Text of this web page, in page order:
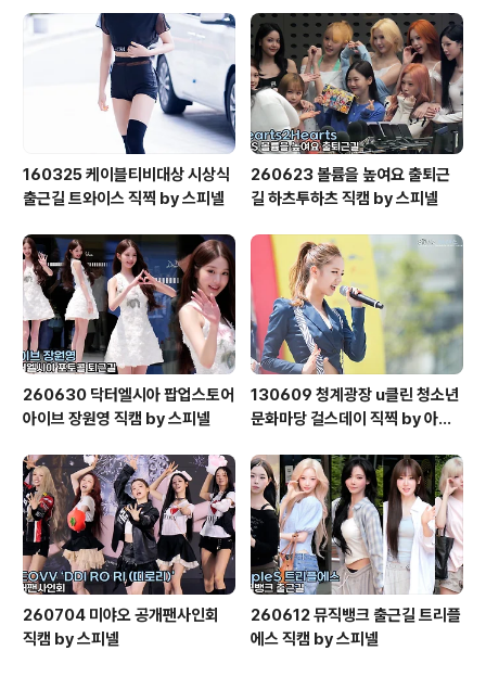
160325 케이블티비대상 시상식
출근길 트와이스 직찍 by 스피넬
260623 볼륨을 높여요 출퇴근
길 하츠투하츠 직캠 by 스피넬
260630 닥터엘시아 팝업스토어
아이브 장원영 직캠 by 스피넬
130609 청계광장 u클린 청소년
문화마당 걸스데이 직찍 by 아데
260704 미야오 공개팬사인회
직캠 by 스피넬
260612 뮤직뱅크 출근길 트리플
에스 직캠 by 스피넬